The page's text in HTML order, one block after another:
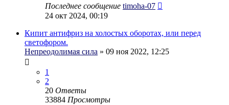
Последнее сообщение timoha-07
24 окт 2024, 00:19
Кипит антифриз на холостых оборотах, или перед
светофором.
Непреодолимая сила » 09 ноя 2022, 12:25
1
2
20 Ответы
33884 Просмотры